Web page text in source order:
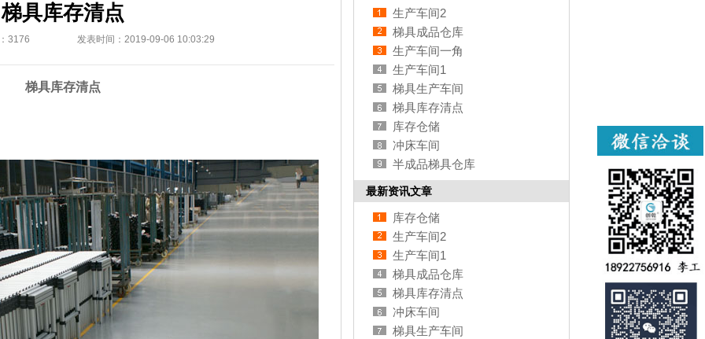
梯具库存清点
3176 发表时间：2019-09-06 10:03:29
梯具库存清点
生产车间2
梯具成品仓库
生产车间一角
生产车间1
梯具生产车间
梯具库存清点
库存仓储
冲床车间
半成品梯具仓库
最新资讯文章
库存仓储
生产车间2
生产车间1
梯具成品仓库
梯具库存清点
冲床车间
梯具生产车间